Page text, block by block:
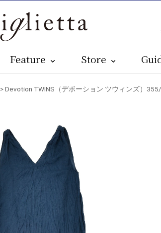
Feature Store
> Devotion TWINS（デボーション ツウィンズ）